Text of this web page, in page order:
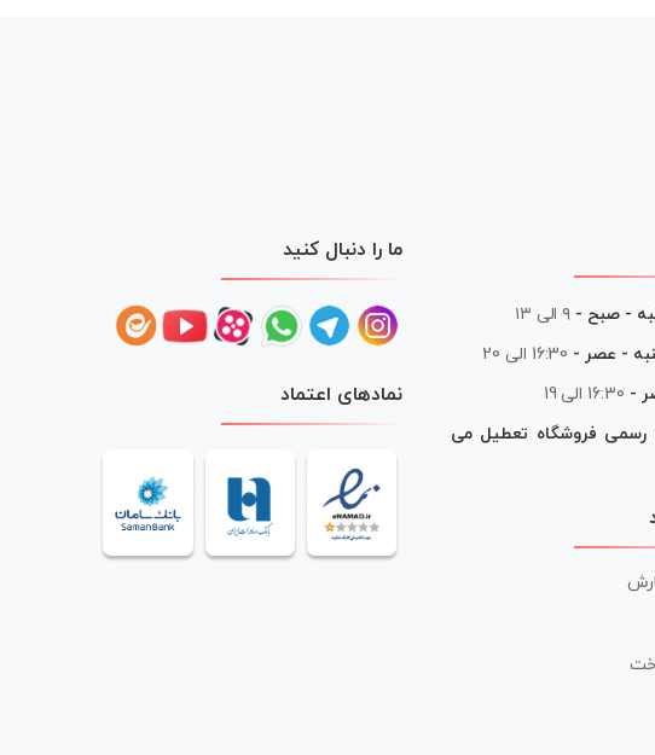
- صبح - ۹ الی ۱۳
- عصر - 16:30 الی 20
- 16:30 الی 19
رسمی فروشگاه تعطیل می
ما را دنبال کنید
نمادهای اعتماد